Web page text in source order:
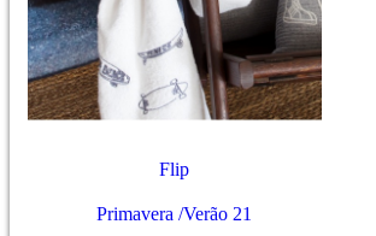
Flip
Primavera /Verão 21